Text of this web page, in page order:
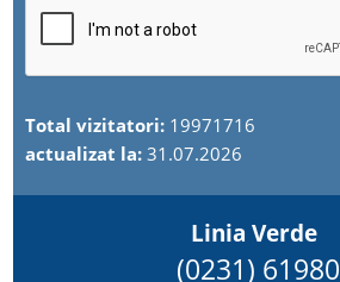
Total vizitatori: 19971716
actualizat la:31.07.2026
Linia Verde
(0231) 61980